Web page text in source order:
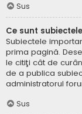
Sus
Ce sunt
Subiectele
prima pagină.
le citiţi cât de
de a publica
administratorul
Sus